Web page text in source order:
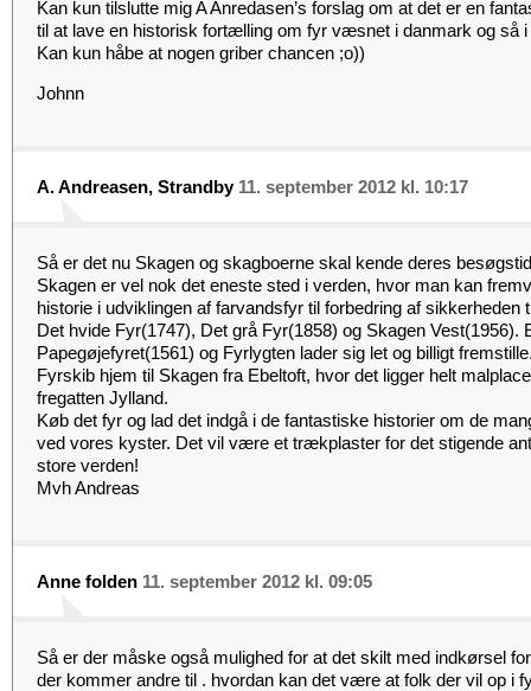
Kan kun tilslutte mig A Anredasen’s forslag om at det er en
til at lave en historisk fortælling om fyr væsnet i danmark og så i
Kan kun håbe at nogen griber chancen ;o))
Johnn
A. Andreasen, Strandby 11. september 2012 kl. 10:17
Så er det nu Skagen og skagboerne skal kende deres
Skagen er vel nok det eneste sted i verden, hvor man kan
historie i udviklingen af farvandsfyr til forbedring af sikkerheden
Det hvide Fyr(1747), Det grå Fyr(1858) og Skagen Vest(1956).
Papegøjefyret(1561) og Fyrlygten lader sig let og billigt
Fyrskib hjem til Skagen fra Ebeltoft, hvor det ligger helt
fregatten Jylland.
Køb det fyr og lad det indgå i de fantastiske historier om de
ved vores kyster. Det vil være et trækplaster for det stigende
store verden!
Mvh Andreas
Anne folden 11. september 2012 kl. 09:05
Så er der måske også mulighed for at det skilt med indkørsel
der kommer andre til . hvordan kan det være at folk der vil op i